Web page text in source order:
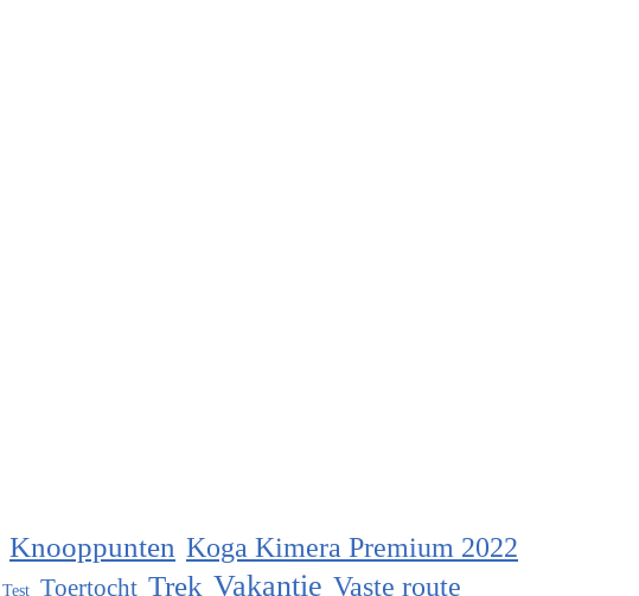
Knooppunten Koga Kimera Premium 2022
Test Toertocht Trek Vakantie Vaste route